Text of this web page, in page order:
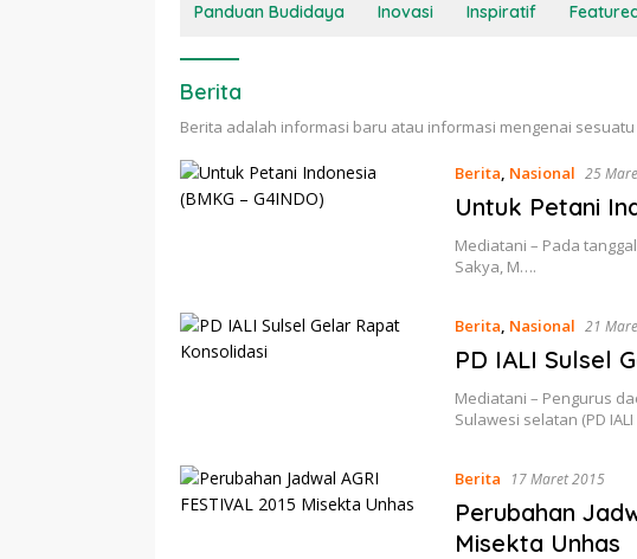
Panduan Budidaya Inovasi Inspiratif
Berita
Berita adalah informasi baru atau informasi mengenai
Berita, Nasional 25
Untuk Petani
Mediatani – Pada
Sakya, M….
Berita, Nasional 21
PD IALI Sulsel
Mediatani – Pengurus
Sulawesi selatan (PD
Berita 17 Maret 2015
Perubahan
Misekta Unhas